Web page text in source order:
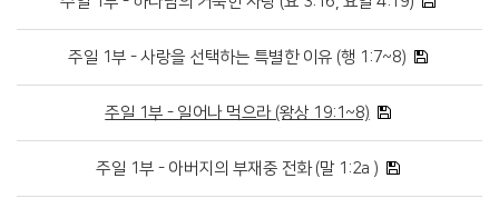
주일 1부 - 사랑을 선택하는 특별한 이유 (행 1:7~8)
주일 1부 - 일어나 먹으라 (왕상 19:1~8)
주일 1부 - 아버지의 부재중 전화 (말 1:2a )